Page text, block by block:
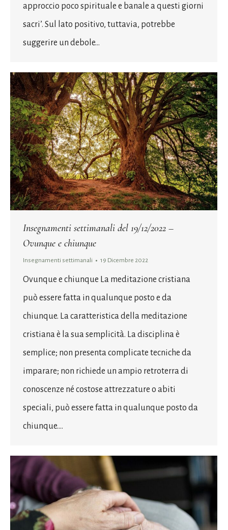
approccio poco spirituale e banale a questi giorni
sacri’. Sul lato positivo, tuttavia, potrebbe
suggerire un debole…
Insegnamenti settimanali del 19/12/2022 –
Ovunque e chiunque
Insegnamenti settimanali 19 Dicembre 2022
Ovunque e chiunque La meditazione cristiana
può essere fatta in qualunque posto e da
chiunque. La caratteristica della meditazione
cristiana è la sua semplicità. La disciplina è
semplice; non presenta complicate tecniche da
imparare; non richiede un ampio retroterra di
conoscenze né costose attrezzature o abiti
speciali, può essere fatta in qualunque posto da
chiunque.…